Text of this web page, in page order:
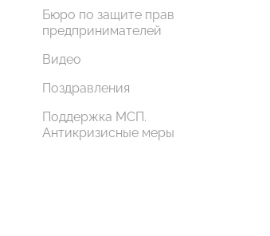
Бюро по защите прав
предпринимателей
Видео
Поздравления
Поддержка МСП.
Антикризисные меры